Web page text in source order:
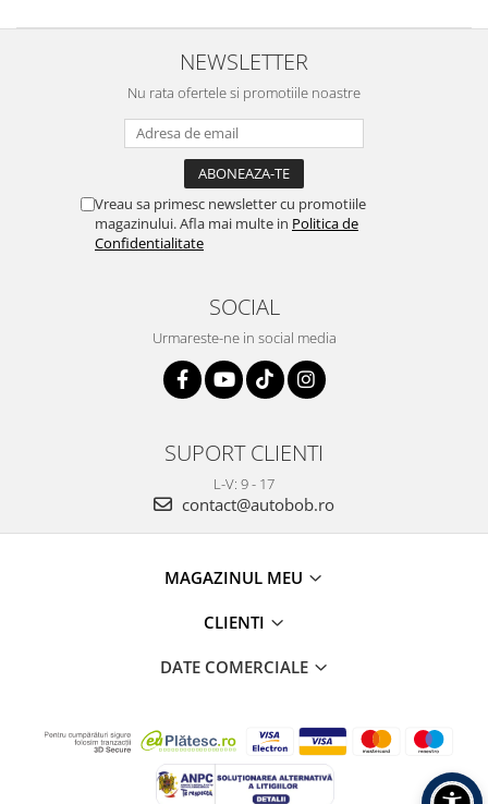
NEWSLETTER
Nu rata ofertele si promotiile noastre
Vreau sa primesc newsletter cu promotiile
magazinului. Afla mai multe in Politica de
Confidentialitate
SOCIAL
Urmareste-ne in social media
SUPORT CLIENTI
L-V: 9 - 17
contact@autobob.ro
MAGAZINUL MEU
CLIENTI
DATE COMERCIALE